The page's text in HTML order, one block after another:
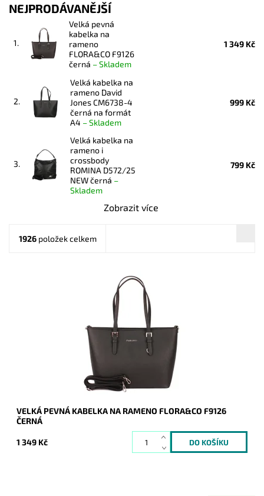
NEJPRODÁVANĚJŠÍ
1.
Velká pevná
kabelka na
rameno
FLORA&CO F9126
černá –Skladem
1 349 Kč
2.
Velká kabelka na
rameno David
Jones CM6738-4
černá na formát
A4 –Skladem
999 Kč
3.
Velká kabelka na
rameno i
crossbody
ROMINA D572/25
NEW černá –
Skladem
799 Kč
Zobrazit více
1926 položek celkem
Pevná velká elegantní kabelka do ruky i na rameno značky
FLORA&CO se stříbrnými doplňky.
1429
FLORA&CO
2 roky
VELKÁ PEVNÁ KABELKA NA RAMENO FLORA&CO F9126
ČERNÁ
1 349 Kč